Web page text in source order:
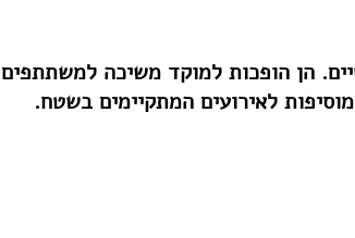
הן הופכות למוקד משיכה למשתתפים
לאירועים המתקיימים בשטח.